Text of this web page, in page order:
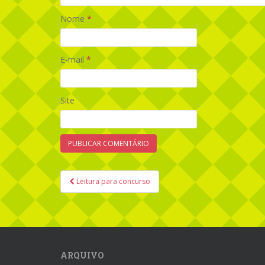
Nome *
E-mail *
Site
Navegação de Post
Leitura para concurso
ARQUIVO